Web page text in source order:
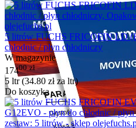
5 litrów FUCHS FRICOFIN LD
chłodnic / płyn chłodniczy
W magazynie
17400 zł
5 ltr (34.80 złza ltr)
Do koszyka